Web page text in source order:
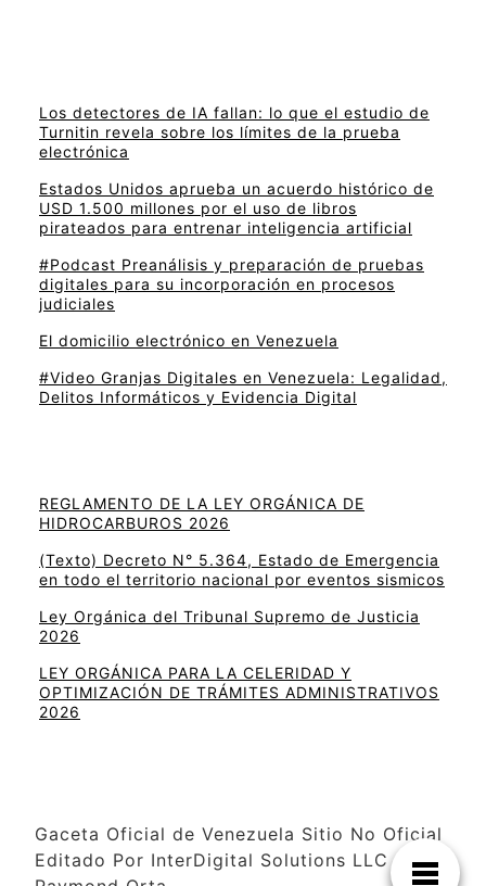
Los detectores de IA fallan: lo que el estudio de
Turnitin revela sobre los límites de la prueba
electrónica
Estados Unidos aprueba un acuerdo histórico de
USD 1.500 millones por el uso de libros
pirateados para entrenar inteligencia artificial
#Podcast Preanálisis y preparación de pruebas
digitales para su incorporación en procesos
judiciales
El domicilio electrónico en Venezuela
#Video Granjas Digitales en Venezuela: Legalidad,
Delitos Informáticos y Evidencia Digital
REGLAMENTO DE LA LEY ORGÁNICA DE
HIDROCARBUROS 2026
(Texto) Decreto N° 5.364, Estado de Emergencia
en todo el territorio nacional por eventos sismicos
Ley Orgánica del Tribunal Supremo de Justicia
2026
LEY ORGÁNICA PARA LA CELERIDAD Y
OPTIMIZACIÓN DE TRÁMITES ADMINISTRATIVOS
2026
Gaceta Oficial de Venezuela Sitio No Oficial
Editado Por InterDigital Solutions LLC –